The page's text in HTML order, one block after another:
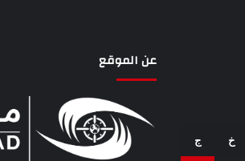
خ ج
عن الموقع